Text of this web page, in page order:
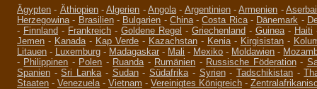
Ägypten - Äthiopien-Algerien -Angola- Argentinien-Armenien -
Herzegowina- Brasilien- Bulgarien - China-Costa Rica- Dänemark -
- Finnland - Frankreich - Goldene Regel - Griechenland - Guinea- Haiti
Jemen - Kanada- Kap Verde- Kazachstan- Kenia- Kirgisistan-
Litauen - Luxemburg - Madagaskar - Mali - Mexiko - Moldawien -
- Philippinen - Polen - Ruanda- Rumänien - Russische Föderation-
Spanien -Sri Lanka- Sudan-Südafrika- Syrien- Tadschikistan -
Staaten - Venezuela- Vietnam - Vereinigtes Königreich -